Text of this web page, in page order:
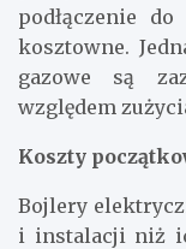
podłączenie
kosztowne.
gazowe są
względem
Koszty
Bojlery
i instalacji niż